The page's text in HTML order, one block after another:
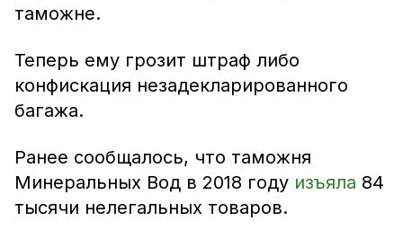
таможне.
Теперь ему грозит штраф либо
конфискация незадекларированного
багажа.
Ранее сообщалось, что таможня
Минеральных Вод в 2018 году изъяла 84
тысячи нелегальных товаров.